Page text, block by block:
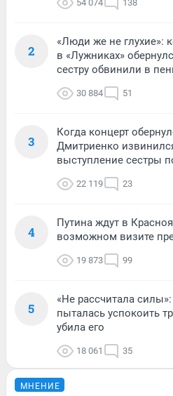
54 074 138
2
«Люди же не глухие»:
в «Лужниках»
сестру обвинили в
30 884 51
3
Когда концерт
Дмитриенко
выступление сестры
22 119 23
4
Путина ждут в
возможном визите
19 873 99
5
«Не рассчитала
пыталась успокоить
убила его
18 061 35
МНЕНИЕ